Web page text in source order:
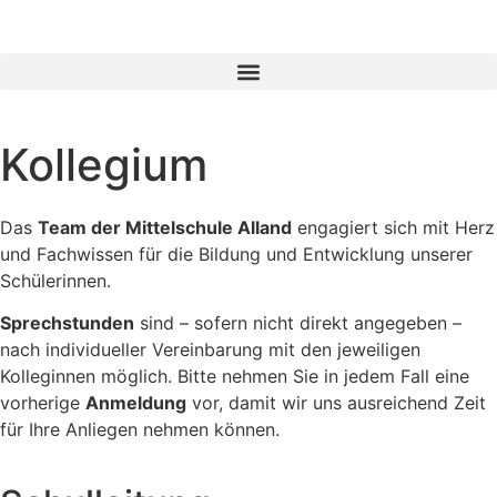
Kollegium
Das Team der Mittelschule Alland engagiert sich mit Herz
und Fachwissen für die Bildung und Entwicklung unserer
Schülerinnen.
Sprechstunden sind – sofern nicht direkt angegeben –
nach individueller Vereinbarung mit den jeweiligen
Kolleginnen möglich. Bitte nehmen Sie in jedem Fall eine
vorherige Anmeldung vor, damit wir uns ausreichend Zeit
für Ihre Anliegen nehmen können.